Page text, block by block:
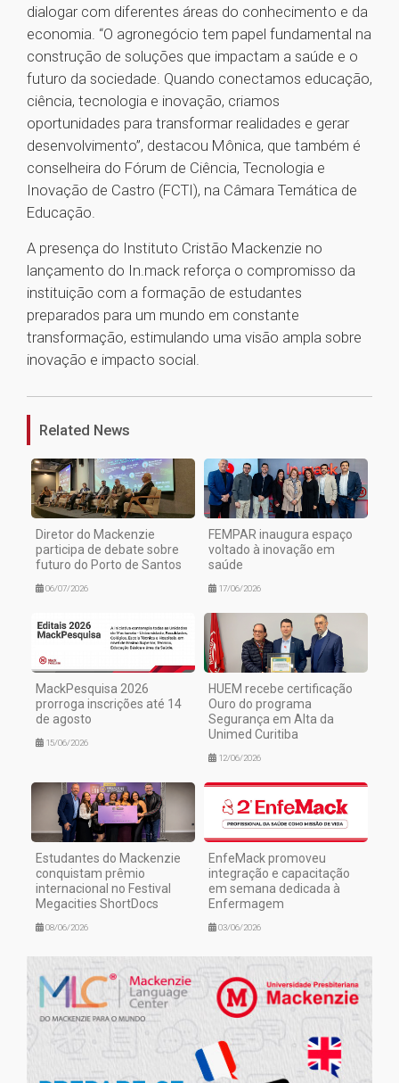
dialogar com diferentes áreas do conhecimento e da
economia. “O agronegócio tem papel fundamental na
construção de soluções que impactam a saúde e o
futuro da sociedade. Quando conectamos educação,
ciência, tecnologia e inovação, criamos
oportunidades para transformar realidades e gerar
desenvolvimento”, destacou Mônica, que também é
conselheira do Fórum de Ciência, Tecnologia e
Inovação de Castro (FCTI), na Câmara Temática de
Educação.
A presença do Instituto Cristão Mackenzie no
lançamento do In.mack reforça o compromisso da
instituição com a formação de estudantes
preparados para um mundo em constante
transformação, estimulando uma visão ampla sobre
inovação e impacto social.1
Related News
Diretor do Mackenzie
participa de debate sobre
futuro do Porto de Santos
06/07/2026
FEMPAR inaugura espaço
voltado à inovação em
saúde
17/06/2026
MackPesquisa 2026
prorroga inscrições até 14
de agosto
15/06/2026
HUEM recebe certificação
Ouro do programa
Segurança em Alta da
Unimed Curitiba
12/06/2026
Estudantes do Mackenzie
conquistam prêmio
internacional no Festival
Megacities ShortDocs
08/06/2026
EnfeMack promoveu
integração e capacitação
em semana dedicada à
Enfermagem
03/06/2026